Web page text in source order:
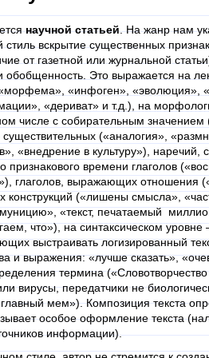
научной статьей. На жанр нам
вскрытие существенных
от газетной или журнальной
обобщенность. Это выражается на
«инфоген», «эволюция»,
«дериват» и т.д.), на
числе с собирательным
существительных («аналогия»,
«внедрение в культуру»),
времени глаголов
глаголов, выражающих отношения
конструкций («лишены смысла»,
«текст, печатаемый
что»), на синтаксическом уровне
выстраивать логизированный
и выражения: «лучше сказать»,
термина
вирусы, передатчики не
мем»). Композиция текста
особое оформление текста
информации).